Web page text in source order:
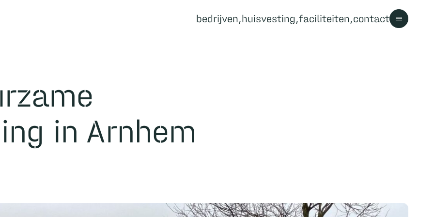
bedrijven huisvesting faciliteiten contact
in Arnhem
Ecosysteem
Bedrijven
Cases
Vacatures